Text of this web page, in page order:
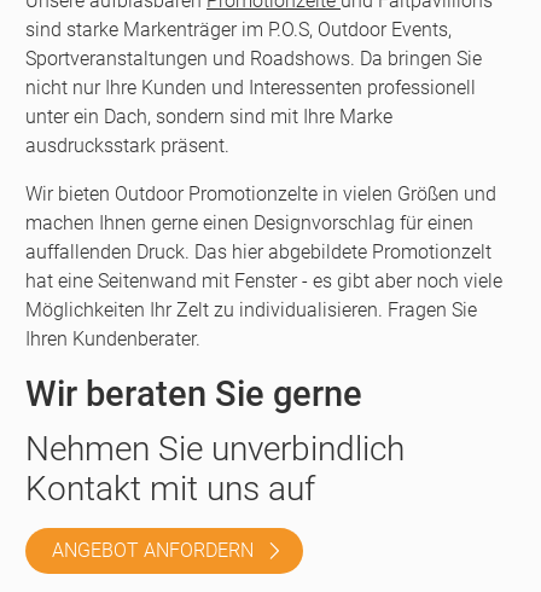
sind starke Markenträger im P.O.S, Outdoor Events,
Sportveranstaltungen und Roadshows. Da bringen Sie
nicht nur Ihre Kunden und Interessenten professionell
unter ein Dach, sondern sind mit Ihre Marke
ausdrucksstark präsent.
Wir bieten Outdoor Promotionzelte in vielen Größen und
machen Ihnen gerne einen Designvorschlag für einen
auffallenden Druck. Das hier abgebildete Promotionzelt
hat eine Seitenwand mit Fenster - es gibt aber noch viele
Möglichkeiten Ihr Zelt zu individualisieren. Fragen Sie
Ihren Kundenberater.
Wir beraten Sie gerne
Nehmen Sie unverbindlich
Kontakt mit uns auf
ANGEBOT ANFORDERN